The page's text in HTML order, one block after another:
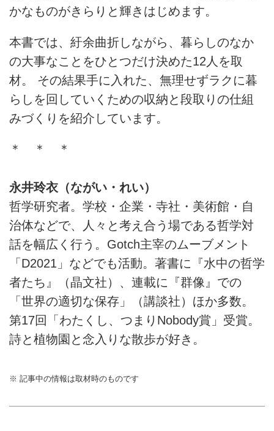
かなものがきらりと輝きはじめます。
本書では、紆余曲折しながら、暮らしのなか
の大事なことをひとつだけ決めた12人を取
材。 その結果手に入れた、無理せずラクに暮
らしを回していくための収納と段取りの仕組
みづくりを紹介しています。
＊ ＊ ＊
永井玲衣（ながい・れい）
哲学研究者。学校・企業・寺社・美術館・自
治体などで、人々と考え合う場である哲学対
話を幅広く行う。Gotch主宰のムーブメント
「D2021」などでも活動。著書に『水中の哲学
者たち』（晶文社）、連載に『群像』での
「世界の適切な保存」（講談社）ほか多数。
第17回「わたくし、つまりNobody賞」受賞。
詩と植物園と念入りな散歩が好き。
※ 記事中の情報は取材時のものです